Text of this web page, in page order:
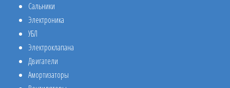
Сальники
Электроника
УБЛ
Электроклапана
Двигатели
Амортизаторы